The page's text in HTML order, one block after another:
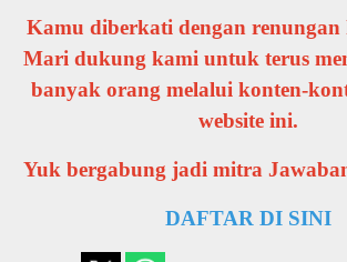
Kamu diberkati dengan
Mari dukung kami untuk terus
banyak orang melalui konten-
website ini.
Yuk bergabung jadi mitra
DAFTAR DI SINI